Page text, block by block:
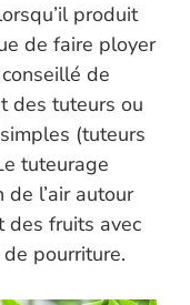
produit
de faire ployer
de
des tuteurs ou
(tuteurs
tuteurage
l’air autour
des fruits avec
pourriture.